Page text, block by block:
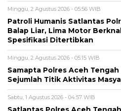
Minggu, 2 Agustus 2026 - 05:56 WIB
Patroli Humanis Satlantas
Balap Liar, Lima Motor
Spesifikasi Ditertibkan
Minggu, 2 Agustus 2026 - 05:15 WIB
Samapta Polres Aceh
Sejumlah Titik Aktivitas
Sabtu, 1 Agustus 2026 - 04:57 WIB
Satlantas Polres Aceh